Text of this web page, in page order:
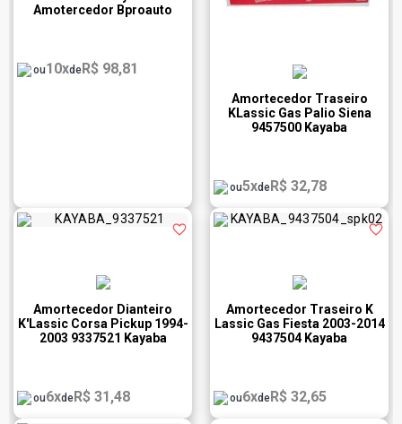
Amotercedor Bproauto
ou10xdeR$ 98,81
Amortecedor Traseiro
KLassic Gas Palio Siena
9457500 Kayaba
ou5xdeR$ 32,78
Amortecedor Dianteiro
K'Lassic Corsa Pickup 1994-
2003 9337521 Kayaba
ou6xdeR$ 31,48
Amortecedor Traseiro K
Lassic Gas Fiesta 2003-2014
9437504 Kayaba
ou6xdeR$ 32,65